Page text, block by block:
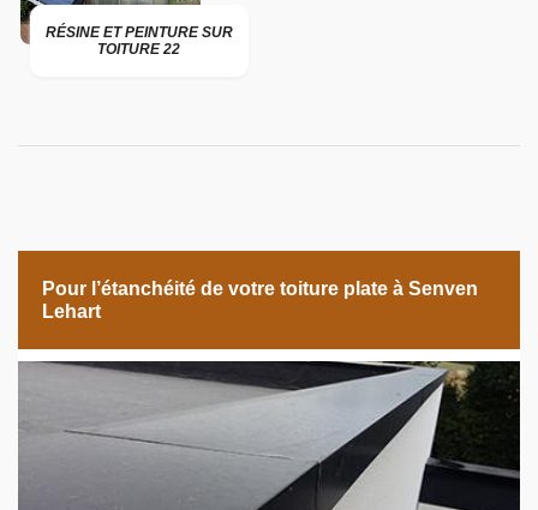
RÉSINE ET PEINTURE SUR
TOITURE 22
Pour l’étanchéité de votre toiture plate à Senven
Lehart